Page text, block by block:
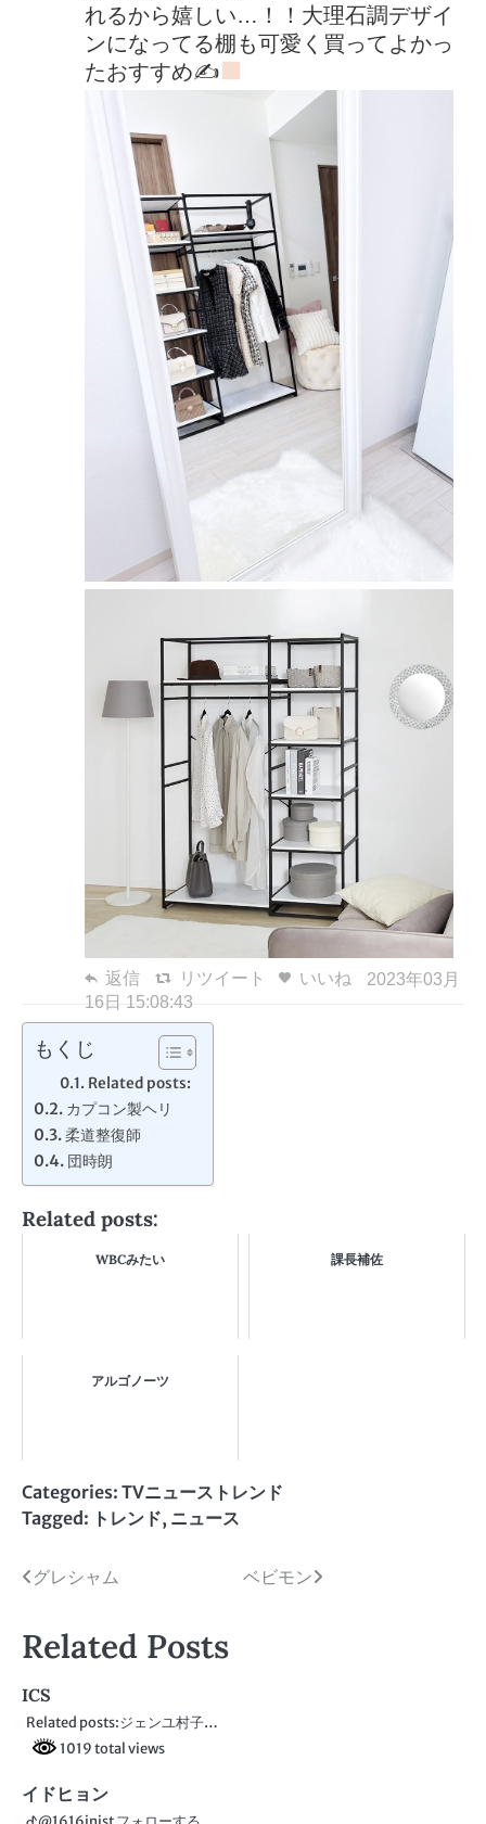
れるから嬉しい…！！大理石調デザイ
ンになってる棚も可愛く買ってよかっ
たおすすめ✍
返信 リツイート いいね
2023年03月
16日 15:08:43
もくじ
Related posts:
カプコン製ヘリ
柔道整復師
団時朗
Related posts:
WBCみたい 課長補佐
アルゴノーツ
Categories: TVニューストレンド
Tagged: トレンド, ニュース
投
ナ
ビ
ゲ
シ
グレシャム ベビモン
Related Posts
ICS
Related posts:ジェンユ村子…
1019 total views
イドヒョン